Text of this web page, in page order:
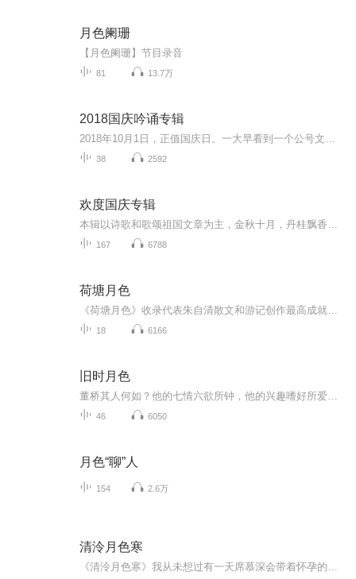
月色阑珊
【月色阑珊】节目录音
81 13.7万
2018国庆吟诵专辑
38 2592
欢度国庆专辑
167 6788
荷塘月色
18 6166
旧时月色
46 6050
月色“聊”人
154 2.6万
清泠月色寒